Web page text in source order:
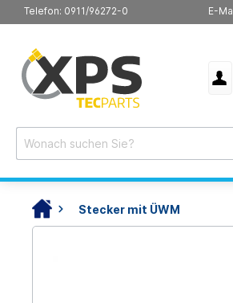
Telefon: 0911/96272-0 E-
Stecker mit ÜWM